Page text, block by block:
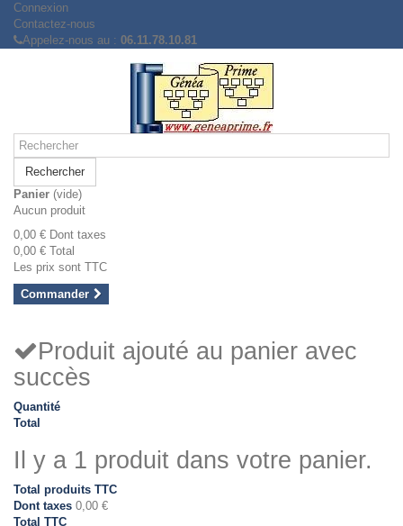
Connexion
Contactez-nous
Appelez-nous au : 06.11.78.10.81
Rechercher
Panier (vide)
Aucun produit
0,00 € Dont taxes
0,00 € Total
Les prix sont TTC
Commander
Produit ajouté au panier avec
succès
Quantité
Total
Il y a 1 produit dans votre panier.
Total produits TTC
Dont taxes 0,00 €
Total TTC